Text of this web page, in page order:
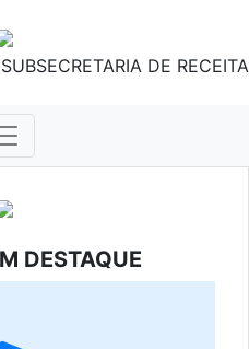
DE RECEITA
DESTAQUE